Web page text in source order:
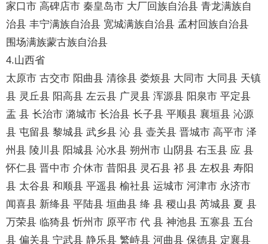
家口市 高碑店市 秦皇岛市 大厂回族自治县 青龙满族自
治县 丰宁满族自治县 宽城满族自治县 孟村回族自治县
围场满族蒙古族自治县
4.山西省
太原市 古交市 阳曲县 清徐县 娄烦县 大同市 大同县 天镇
县 灵丘县 阳高县 左云县 广灵县 浑源县 阳泉市 平定县
盂 县 长治市 潞城市 长治县 长子县 平顺县 襄垣县 沁源
县 屯留县 黎城县 武乡县 沁 县 壶关县 晋城市 高平市 泽
州县 陵川县 阳城县 沁水县 朔州市 山阴县 右玉县 应 县
怀仁县 晋中市 介休市 昔阳县 灵石县 祁 县 左权县 寿阳
县 太谷县 和顺县 平遥县 榆社县 运城市 河津市 永济市
闻喜县 新绛县 平陆县 垣曲县 绛 县 稷山县 芮城县 夏 县
万荣县 临猗县 忻州市 原平市 代 县 神池县 五寨县 五台
县 偏关县 宁武县 静乐县 繁峙县 河曲县 保德县 定襄县